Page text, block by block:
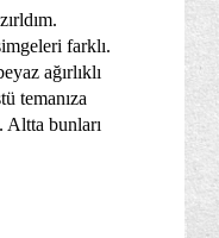
farklı.
ağırlıklı
temanıza
bunları